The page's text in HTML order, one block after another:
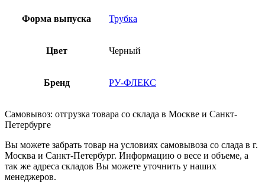
Форма выпуска Трубка
Цвет Черный
Бренд РУ-ФЛЕКС
Самовывоз: отгрузка товара со склада в Москве и Санкт-
Петербурге
Вы можете забрать товар на условиях самовывоза со слада в г.
Москва и Санкт-Петербург. Информацию о весе и объеме, а
так же адреса складов Вы можете уточнить у наших
менеджеров.